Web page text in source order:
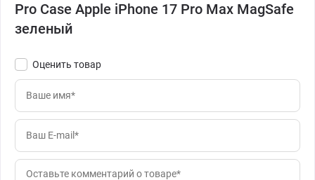
Pro Case Apple iPhone 17 Pro Max MagSafe
зеленый
Оценить товар